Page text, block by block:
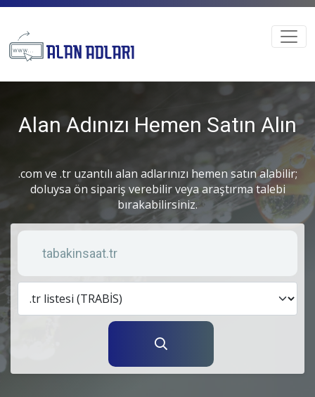
Alan Adınızı Hemen Satın Alın
.com ve .tr uzantılı alan adlarınızı hemen satın alabilir;
doluysa ön sipariş verebilir veya araştırma talebi
bırakabilirsiniz.
Anahtar kelime